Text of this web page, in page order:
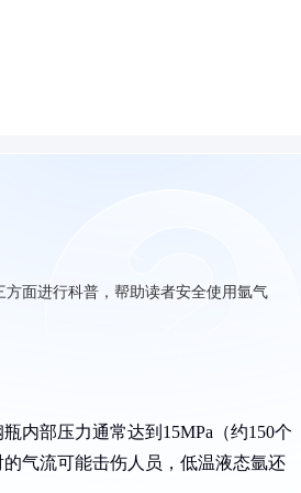
面进行科普，帮助读者安全使用氩气
内部压力通常达到15MPa（约150个
气流可能击伤人员，低温液态氩还